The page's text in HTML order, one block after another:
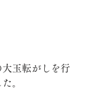
玉転がしを行
。